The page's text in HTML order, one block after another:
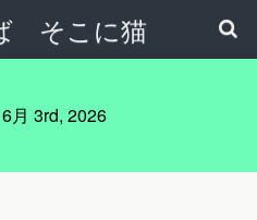
そこに猫
月 3rd, 2026